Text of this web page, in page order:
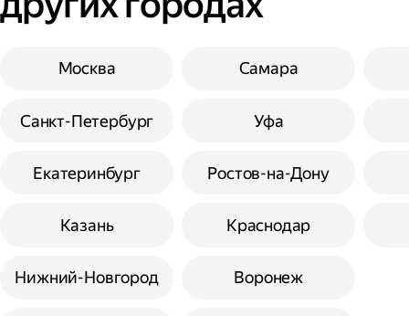
Москва
Санкт-Петербург
Екатеринбург
Казань
Нижний-Новгород
Самара
Уфа
Ростов-на-Дону
Краснодар
Воронеж